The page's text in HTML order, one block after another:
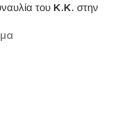
του K.K. στην